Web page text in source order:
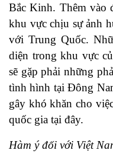
Bắc Kinh. Thêm vào
khu vực chịu sự ảnh
với Trung Quốc.
diện trong khu vực
sẽ gặp phải những
tình hình tại Đông
gây khó khăn cho
quốc gia tại đây.
Hàm ý đối với Việt